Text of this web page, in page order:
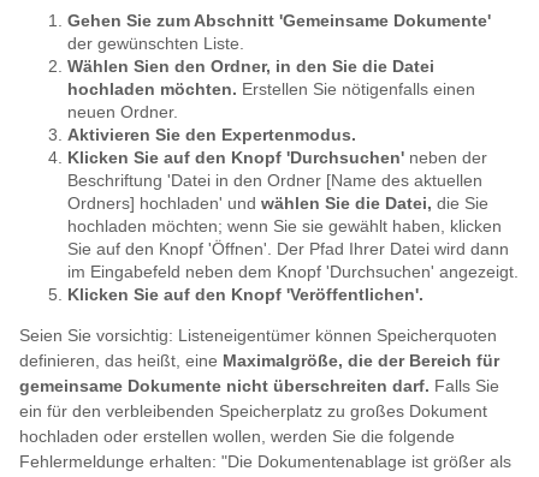
Gehen Sie zum Abschnitt 'Gemeinsame Dokumente'
der gewünschten Liste.
Wählen Sien den Ordner, in den Sie die Datei
hochladen möchten. Erstellen Sie nötigenfalls einen
neuen Ordner.
Aktivieren Sie den Expertenmodus.
Klicken Sie auf den Knopf 'Durchsuchen' neben der
Beschriftung 'Datei in den Ordner [Name des aktuellen
Ordners] hochladen' und wählen Sie die Datei, die Sie
hochladen möchten; wenn Sie sie gewählt haben, klicken
Sie auf den Knopf 'Öffnen'. Der Pfad Ihrer Datei wird dann
im Eingabefeld neben dem Knopf 'Durchsuchen' angezeigt.
Klicken Sie auf den Knopf 'Veröffentlichen'.
Seien Sie vorsichtig: Listeneigentümer können Speicherquoten
definieren, das heißt, eine Maximalgröße, die der Bereich für
gemeinsame Dokumente nicht überschreiten darf. Falls Sie
ein für den verbleibenden Speicherplatz zu großes Dokument
hochladen oder erstellen wollen, werden Sie die folgende
Fehlermeldunge erhalten: "Die Dokumentenablage ist größer als